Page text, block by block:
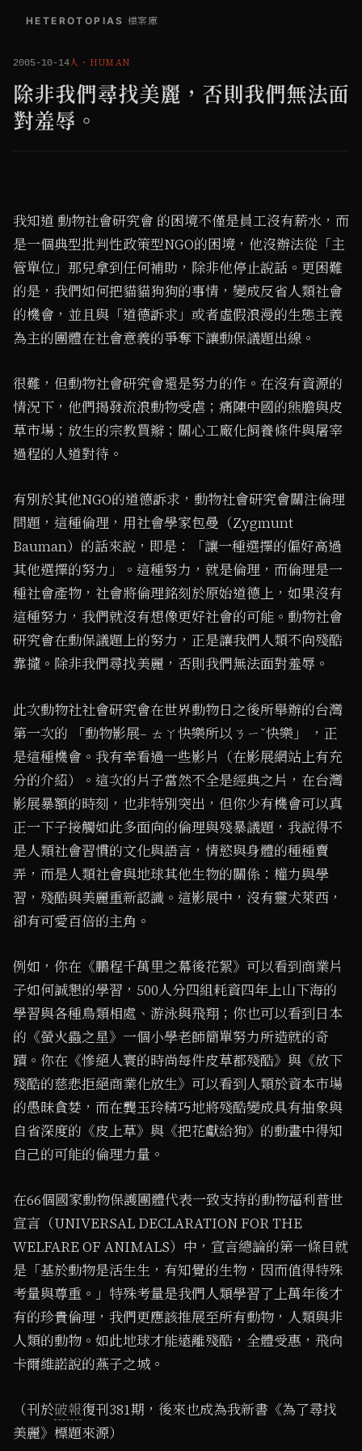
HETEROTOPIAS 檔案庫
2005-10-14人 ・ HUMAN
除非我們尋找美麗，否則我們無法面
對羞辱。
我知道 動物社會研究會 的困境不僅是員工沒有薪水，而
是一個典型批判性政策型NGO的困境，他沒辦法從「主
管單位」那兒拿到任何補助，除非他停止說話。更困難
的是，我們如何把貓貓狗狗的事情，變成反省人類社會
的機會，並且與「道德訴求」或者虛假浪漫的生態主義
為主的團體在社會意義的爭奪下讓動保議題出線。
很難，但動物社會研究會還是努力的作。在沒有資源的
情況下，他們揭發流浪動物受虐；痛陳中國的熊膽與皮
草市場；放生的宗教買辮；關心工廠化飼養條件與屠宰
過程的人道對待。
有別於其他NGO的道德訴求，動物社會研究會關注倫理
問題，這種倫理，用社會學家包曼（Zygmunt
Bauman）的話來說，即是：「讓一種選擇的偏好高過
其他選擇的努力」。這種努力，就是倫理，而倫理是一
種社會產物，社會將倫理銘刻於原始道德上，如果沒有
這種努力，我們就沒有想像更好社會的可能。動物社會
研究會在動保議題上的努力，正是讓我們人類不向殘酷
靠攏。除非我們尋找美麗，否則我們無法面對羞辱。
此次動物社社會研究會在世界動物日之後所舉辦的台灣
第一次的 「動物影展– ㄊㄚ快樂所以ㄋㄧˇ快樂」 ，正
是這種機會。我有幸看過一些影片（在影展網站上有充
分的介紹）。這次的片子當然不全是經典之片，在台灣
影展暴額的時刻，也非特別突出，但你少有機會可以真
正一下子接觸如此多面向的倫理與殘暴議題，我說得不
是人類社會習慣的文化與語言，情慾與身體的種種賣
弄，而是人類社會與地球其他生物的關係：權力與學
習，殘酷與美麗重新認識。這影展中，沒有靈犬萊西，
卻有可愛百倍的主角。
例如，你在《鵬程千萬里之幕後花絮》可以看到商業片
子如何誠懇的學習，500人分四組耗資四年上山下海的
學習與各種鳥類相處、游泳與飛翔；你也可以看到日本
的《螢火蟲之星》一個小學老師簡單努力所造就的奇
蹟。你在《慘絕人寰的時尚每件皮草都殘酷》與《放下
殘酷的慈悲拒絕商業化放生》可以看到人類於資本市場
的愚昧貪婪，而在龔玉玲精巧地將殘酷變成具有抽象與
自省深度的《皮上草》與《把花獻給狗》的動畫中得知
自己的可能的倫理力量。
在66個國家動物保護團體代表一致支持的動物福利普世
宣言（UNIVERSAL DECLARATION FOR THE
WELFARE OF ANIMALS）中，宣言總論的第一條目就
是「基於動物是活生生，有知覺的生物，因而值得特殊
考量與尊重。」特殊考量是我們人類學習了上萬年後才
有的珍貴倫理，我們更應該推展至所有動物，人類與非
人類的動物。如此地球才能遠離殘酷，全體受惠，飛向
卡爾維諾說的燕子之城。
（刊於破報復刊381期，後來也成為我新書《為了尋找
美麗》標題來源）